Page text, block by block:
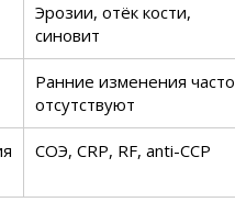
Эрозии, отёк кости,
синовит
Ранние изменения часто
отсутствуют
СОЭ, CRP, RF, anti-CCP